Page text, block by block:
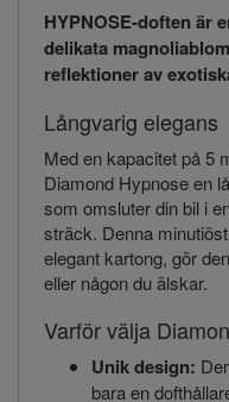
HYPNOSE-doften är
delikata
reflektioner av
Långvarig elegans
Med en kapacitet på 5
Diamond Hypnose en
som omsluter din bil i
sträck. Denna
elegant kartong, gör
eller någon du älskar.
Varför välja
Unik design:
bara en